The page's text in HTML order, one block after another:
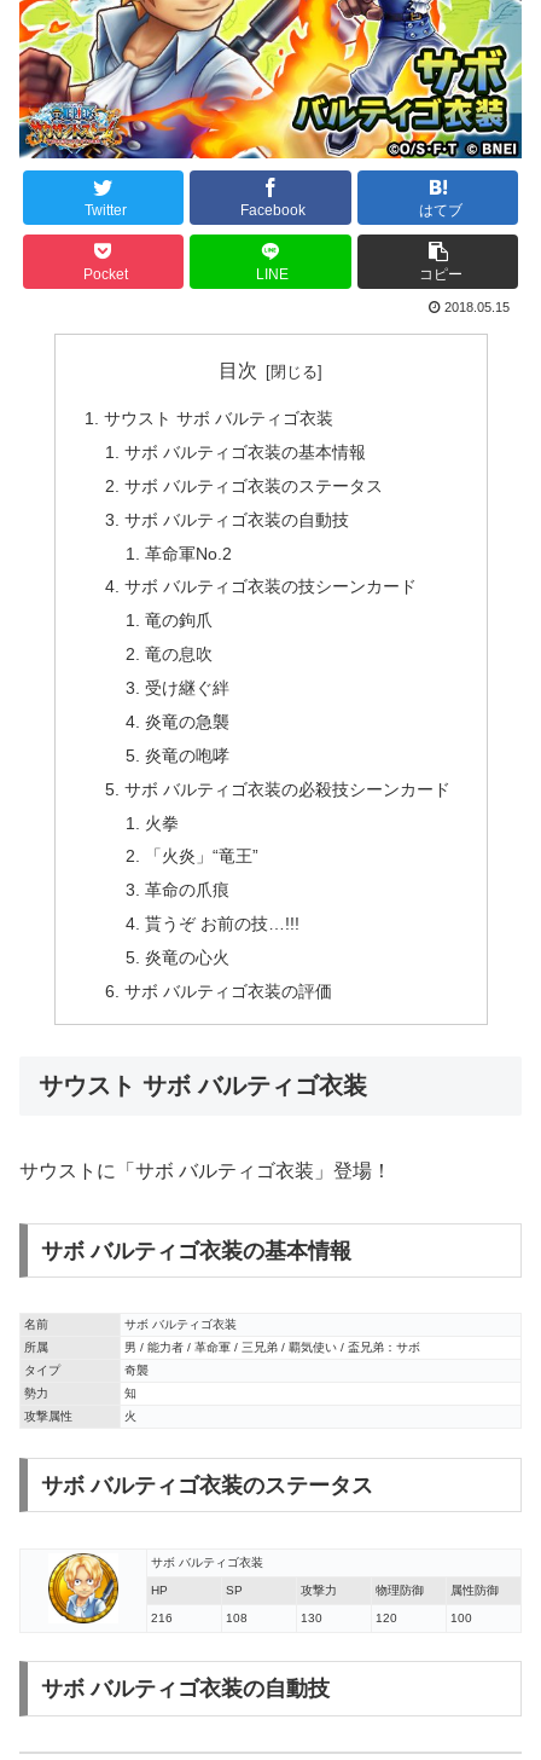
Twitter Facebook はてブ
Pocket LINE コピー
2018.05.15
目次
サウスト サボ バルティゴ衣装
サボ バルティゴ衣装の基本情報
サボ バルティゴ衣装のステータス
サボ バルティゴ衣装の自動技
革命軍No.2
サボ バルティゴ衣装の技シーンカード
竜の鉤爪
竜の息吹
受け継ぐ絆
炎竜の急襲
炎竜の咆哮
サボ バルティゴ衣装の必殺技シーンカード
火拳
「火炎」“竜王”
革命の爪痕
貰うぞ お前の技…!!!
炎竜の心火
サボ バルティゴ衣装の評価
サウスト サボ バルティゴ衣装
サウストに「サボ バルティゴ衣装」登場！
サボ バルティゴ衣装の基本情報
名前
サボ バルティゴ衣装
所属
男 / 能力者 / 革命軍 / 三兄弟 / 覇気使い / 盃兄弟：サボ
タイプ
奇襲
勢力
知
攻撃属性
火
サボ バルティゴ衣装のステータス
サボ バルティゴ衣装
HP SP 攻撃力 物理防御 属性防御
216 108 130 120 100
サボ バルティゴ衣装の自動技